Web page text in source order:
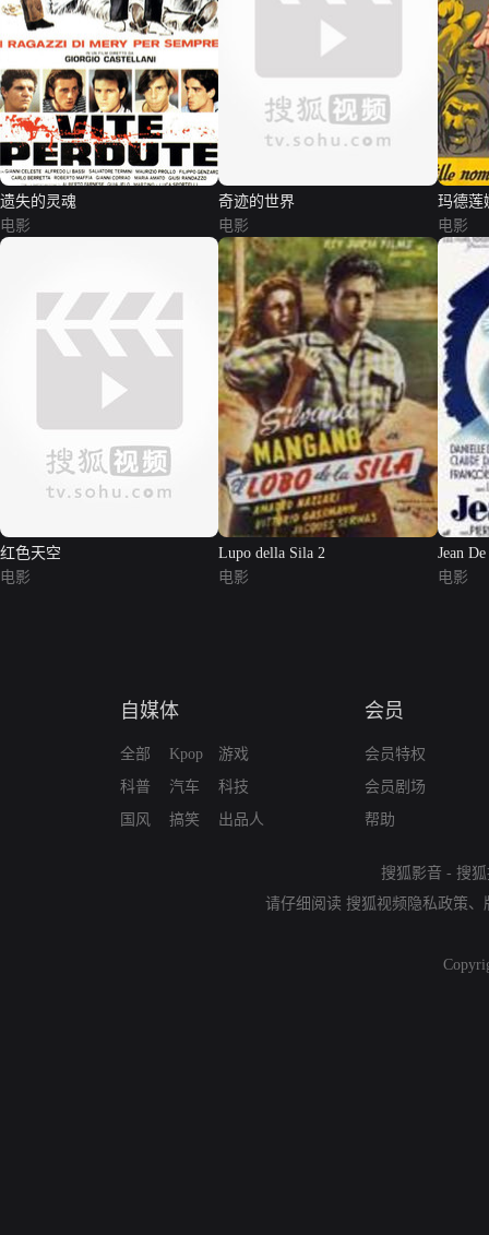
遗失的灵魂
电影
奇迹的世界
电影
玛德莲
电影
红色天空
电影
Lupo della Sila 2
电影
Jean
电影
自媒体
全部
科普
国风
Kpop
汽车
搞笑
游戏
科技
出品人
会员
会员特权
会员剧场
帮助
搜狐影音 - 搜
请仔细阅读 搜狐视频隐私政策、